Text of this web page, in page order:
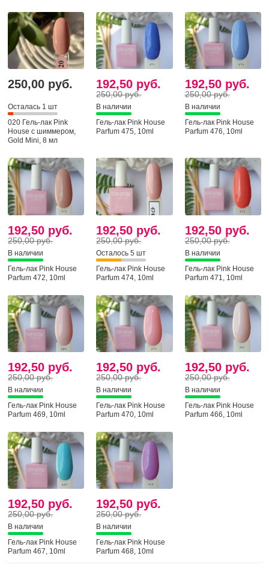
250,00 руб.
Осталась 1 шт
020 Гель-лак Pink
House с шиммером,
Gold Mini, 8 мл
192,50 руб.
250,00 руб.
В наличии
Гель-лак Pink House
Parfum 475, 10ml
192,50 руб.
250,00 руб.
В наличии
Гель-лак Pink House
Parfum 476, 10ml
192,50 руб.
250,00 руб.
В наличии
Гель-лак Pink House
Parfum 472, 10ml
192,50 руб.
250,00 руб.
Осталось 5 шт
Гель-лак Pink House
Parfum 474, 10ml
192,50 руб.
250,00 руб.
В наличии
Гель-лак Pink House
Parfum 471, 10ml
192,50 руб.
250,00 руб.
В наличии
Гель-лак Pink House
Parfum 469, 10ml
192,50 руб.
250,00 руб.
В наличии
Гель-лак Pink House
Parfum 470, 10ml
192,50 руб.
250,00 руб.
В наличии
Гель-лак Pink House
Parfum 466, 10ml
192,50 руб.
250,00 руб.
В наличии
Гель-лак Pink House
Parfum 467, 10ml
192,50 руб.
250,00 руб.
В наличии
Гель-лак Pink House
Parfum 468, 10ml